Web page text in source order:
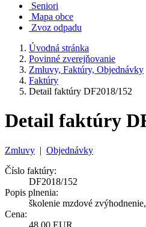
Seniori
Mapa obce
Zvoz odpadu
Úvodná stránka
Povinné zverejňovanie
Zmluvy, Faktúry, Objednávky
Faktúry
Detail faktúry DF2018/152
Detail faktúry
Zmluvy | Objednávky
Číslo faktúry:
DF2018/152
Popis plnenia:
školenie mzdové
Cena:
48,00 EUR